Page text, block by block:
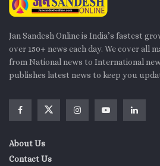
Jan Sandesh Online is India’s fastest
over 150+ news each day. We cover all
from National news to International
publishes latest news to keep you
About Us
Contact Us